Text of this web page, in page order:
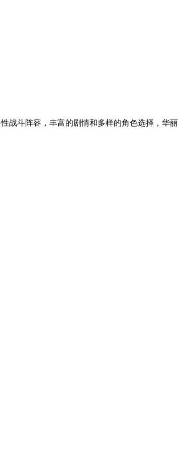
战斗阵容，丰富的剧情和多样的角色选择，华丽